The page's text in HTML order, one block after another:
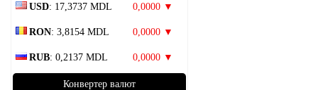
USD: 17,3737 MDL 0,0000 ▼
RON: 3,8154 MDL 0,0000 ▼
RUB: 0,2137 MDL 0,0000 ▼
Конвертер валют